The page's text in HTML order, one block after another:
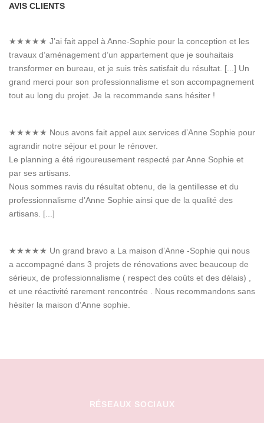
AVIS CLIENTS
★★★★★ J’ai fait appel à Anne-Sophie pour la conception et les
travaux d’aménagement d’un appartement que je souhaitais
transformer en bureau, et je suis très satisfait du résultat. [...] Un
grand merci pour son professionnalisme et son accompagnement
tout au long du projet. Je la recommande sans hésiter !
★★★★★ Nous avons fait appel aux services d’Anne Sophie pour
agrandir notre séjour et pour le rénover.
Le planning a été rigoureusement respecté par Anne Sophie et
par ses artisans.
Nous sommes ravis du résultat obtenu, de la gentillesse et du
professionnalisme d’Anne Sophie ainsi que de la qualité des
artisans. [...]
★★★★★ Un grand bravo a La maison d’Anne -Sophie qui nous
a accompagné dans 3 projets de rénovations avec beaucoup de
sérieux, de professionnalisme ( respect des coûts et des délais) ,
et une réactivité rarement rencontrée . Nous recommandons sans
hésiter la maison d’Anne sophie.
RÉSEAUX SOCIAUX